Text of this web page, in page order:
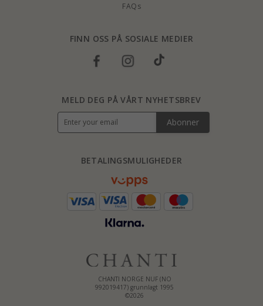
FAQs
FINN OSS PÅ SOSIALE MEDIER
CHANTI NORGE NUF (NO
992019417) grunnlagt 1995
©2026
BETALINGSMULIGHEDER
MELD DEG PÅ VÅRT NYHETSBREV
Abonner